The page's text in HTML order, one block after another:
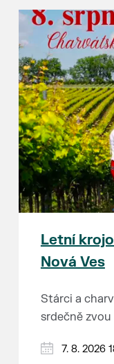
Letní
Nová Ves
Stárci a
srdečně
PÁTEK 7.
7. 8. 2026